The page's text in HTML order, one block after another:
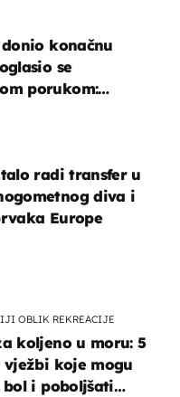
OBLIK REKREACIJE
koljeno u moru: 5
koje mogu
i poboljšati
konačnu
se
porukom:
radi transfer u
diva i
Europe